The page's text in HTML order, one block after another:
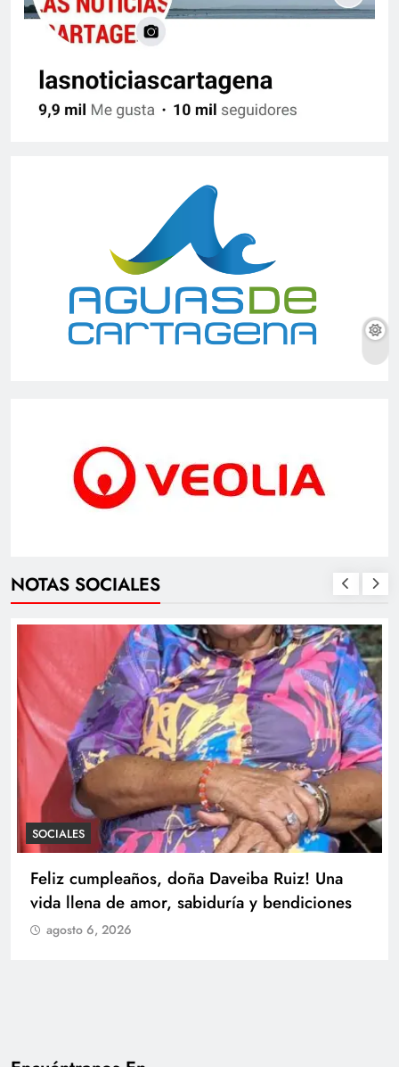
NOTAS SOCIALES
Una
SOCIALES
Feliz cumpleaños, Mariana Blanco
agosto 6, 2026